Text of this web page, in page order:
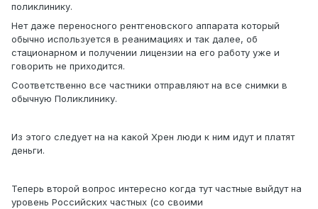
поликлинику.
Нет даже переносного рентгеновского аппарата который
обычно используется в реанимациях и так далее, об
стационарном и получении лицензии на его работу уже и
говорить не приходится.
Соответственно все частники отправляют на все снимки в
обычную Поликлинику.
Из этого следует на на какой Хрен люди к ним идут и платят
деньги.
Теперь второй вопрос интересно когда тут частные выйдут на
уровень Российских частных (со своими